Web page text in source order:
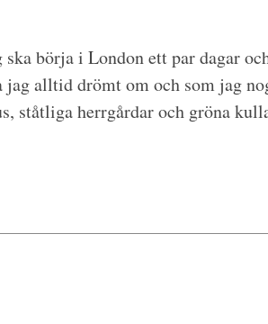
börja i London ett par dagar
jag alltid drömt om och som jag
ståtliga herrgårdar och gröna